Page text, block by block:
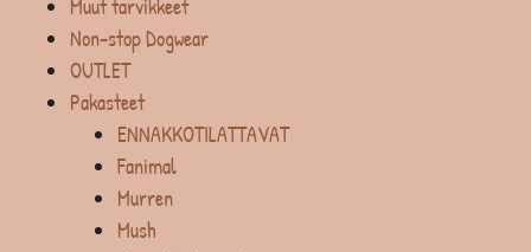
Muut tarvikkeet
Non-stop Dogwear
OUTLET
Pakasteet
ENNAKKOTILATTAVAT
Fanimal
Murren
Mush